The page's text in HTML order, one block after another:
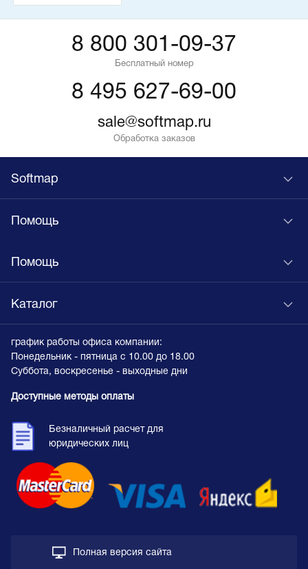
8 800 301-09-37
Бесплатный номер
8 495 627-69-00
sale@softmap.ru
Обработка заказов
Softmap
Помощь
Помощь
Каталог
график работы офиса компании:
Понедельник - пятница с 10.00 до 18.00
Суббота, воскресенье - выходные дни
Доступные методы оплаты
Безналичный расчет для
юридических лиц
Полная версия сайта